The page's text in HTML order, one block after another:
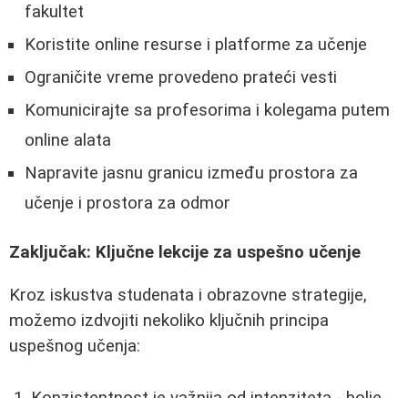
fakultet
Koristite online resurse i platforme za učenje
Ograničite vreme provedeno prateći vesti
Komunicirajte sa profesorima i kolegama putem
online alata
Napravite jasnu granicu između prostora za
učenje i prostora za odmor
Zaključak: Ključne lekcije za uspešno učenje
Kroz iskustva studenata i obrazovne strategije,
možemo izdvojiti nekoliko ključnih principa
uspešnog učenja: